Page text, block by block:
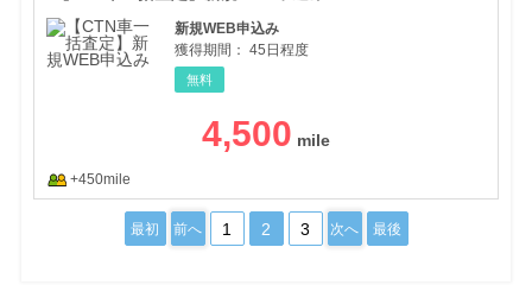
新規WEB申込み
獲得期間： 45日程度
無料
4,500
+450mile
最初 前へ 1 2 3 次へ 最後